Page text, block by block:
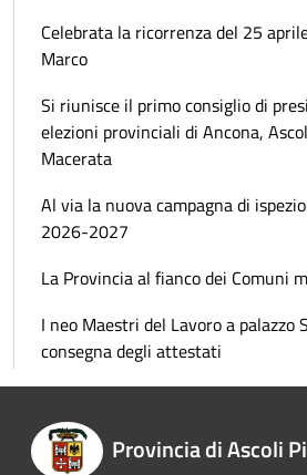
Celebrata la ricorrenza del 25
Marco
Si riunisce il primo consiglio di
elezioni provinciali di Ancona,
Macerata
Al via la nuova campagna di
2026-2027
La Provincia al fianco dei Comuni
I neo Maestri del Lavoro a palazzo
consegna degli attestati
Provincia di Ascoli